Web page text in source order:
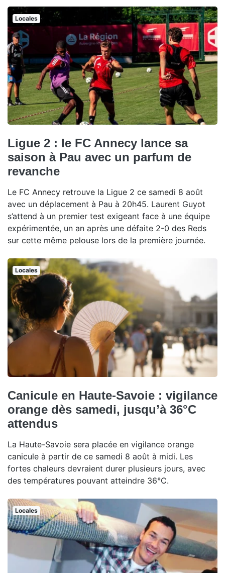
Locales
Ligue 2 : le FC Annecy lance sa
saison à Pau avec un parfum de
revanche
Le FC Annecy retrouve la Ligue 2 ce samedi 8 août
avec un déplacement à Pau à 20h45. Laurent Guyot
s’attend à un premier test exigeant face à une équipe
expérimentée, un an après une défaite 2-0 des Reds
sur cette même pelouse lors de la première journée.
Locales
Canicule en Haute-Savoie : vigilance
orange dès samedi, jusqu’à 36°C
attendus
La Haute-Savoie sera placée en vigilance orange
canicule à partir de ce samedi 8 août à midi. Les
fortes chaleurs devraient durer plusieurs jours, avec
des températures pouvant atteindre 36°C.
Locales